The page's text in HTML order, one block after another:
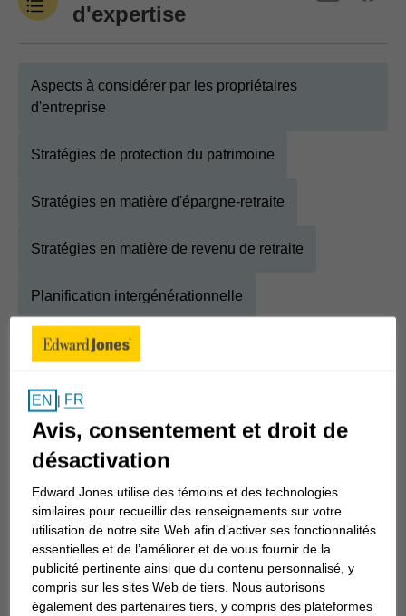
d'expertise
Aspects à considérer par les propriétaires
d'entreprise
Stratégies de protection du patrimoine
Stratégies en matière d'épargne-retraite
Stratégies en matière de revenu de retraite
Planification intergénérationnelle
Stratégies relatives à la succession et au patrimoine
À propos Madeline
Afficher la biographie complète
Edward Jones, je crois qu'il est important d'investir
mon temps à comprendre ce que vous cherchez à
atteindre avant d'investir votre argent. Il est
également important de comprendre le niveau de
risque que vous êtes prêt à accepter en matière de
EN | FR
Avis, consentement et droit de
désactivation
Edward Jones utilise des témoins et des technologies
similaires pour recueillir des renseignements sur votre
utilisation de notre site Web afin d’activer ses fonctionnalités
essentielles et de l’améliorer et de vous fournir de la
publicité pertinente ainsi que du contenu personnalisé, y
compris sur les sites Web de tiers. Nous autorisons
également des partenaires tiers, y compris des plateformes